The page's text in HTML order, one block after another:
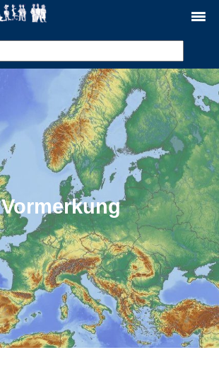
Vormerkung